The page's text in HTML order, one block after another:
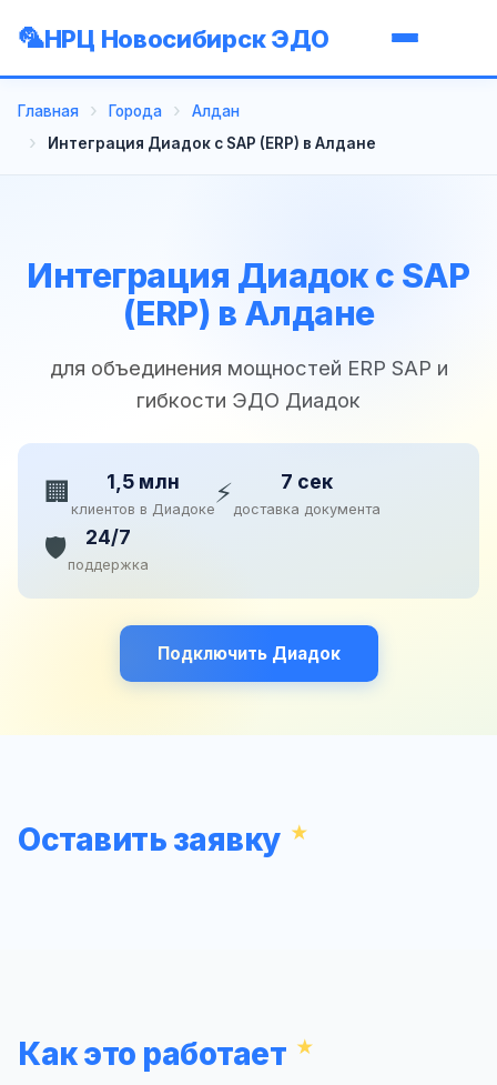
НРЦ Новосибирск ЭДО
Главная Города
Алдан
Интеграция Диадок с SAP (ERP) в Алдане
Интеграция Диадок с SAP
(ERP) в Алдане
для объединения мощностей ERP SAP и
гибкости ЭДО Диадок
🏢 1,5 млн
клиентов в Диадоке⚡ 7 сек
доставка документа
🛡️ 24/7
поддержка
Подключить Диадок
Оставить заявку
Как это работает